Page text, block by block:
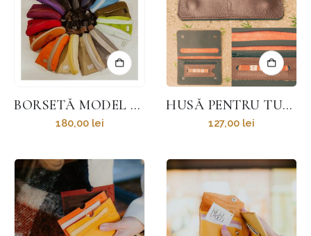
BORSETĂ MODEL CLASIC
180,00 lei
HUSĂ PENTRU TUTUN ȚIGĂRI
127,00 lei